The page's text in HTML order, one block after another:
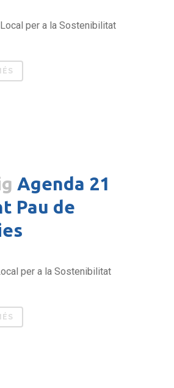
per a la Sostenibilitat
Agenda 21
Pau de
per a la Sostenibilitat